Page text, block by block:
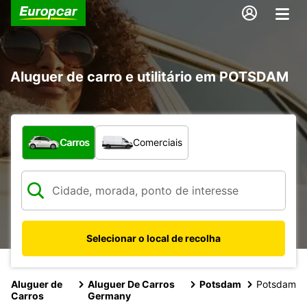
Aluguer de carro e utilitário em POTSDAM
Que tipo de veículo pretende?
Carros Comerciais
Selecionar o local de recolha
Aluguer de
Carros
Aluguer De Carros
Germany
Potsdam Potsdam